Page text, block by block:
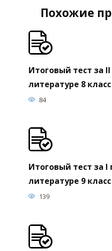
Похожие
Итоговый тест за
литературе 8 класс
84
Итоговый тест за I
литературе 9 класс
139